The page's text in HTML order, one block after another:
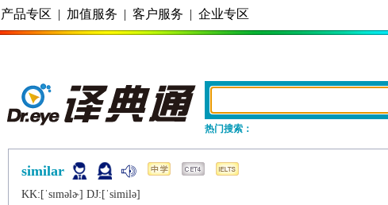
产品专区 | 加值服务 | 客户服务 | 企业专区
热门搜索：
similar
KK:[ˈsɪmǝlɚ] DJ:[ˈsimilǝ]